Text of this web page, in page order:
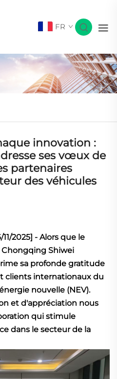
FR
innovation :
ses vœux de
partenaires
des véhicules
2025] - Alors que le
Shiwei
sa profonde gratitude
clients internationaux du
nouvelle (NEV).
et d'appréciation nous
qui stimule
dans le secteur de la